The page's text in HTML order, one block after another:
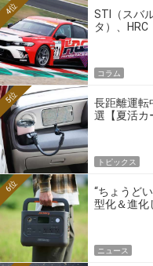
STI（スバ
タ）、
4位
コラム
長距離運転
選【夏活カ
5位
トピックス
“ちょうど
型化＆進化
6位
ニュース